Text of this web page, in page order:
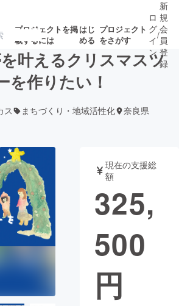
プロジェクトを掲
載するには
はじ
める
プロジェクト
をさがす
ェクト
募集終了が近いプ
ロジェクト
もうすぐ公開
されます
真 音楽
ー・ガジェット ゲーム・サ
・起業
・地域活性化
ロ
グ
イ
ン
/
新
規
会
員
登
録
叶えるクリスマスツ
を作りたい！
ス まちづくり・地域活性化 奈良県
現在の支援総
額
325,
500
円